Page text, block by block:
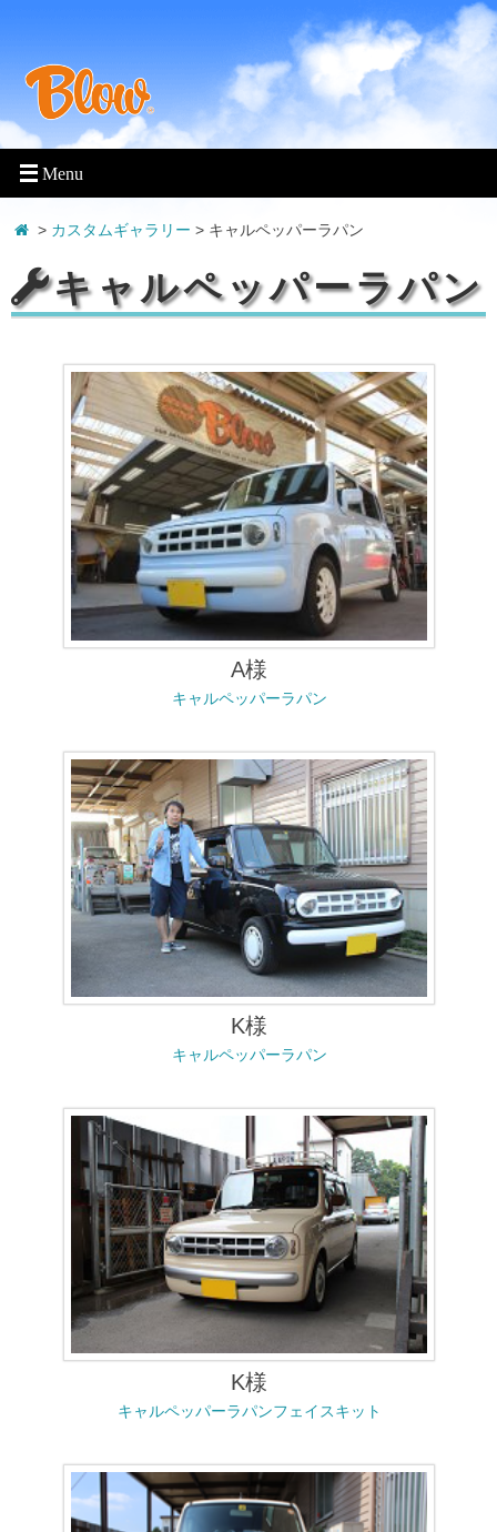
> カスタムギャラリー > キャルペッパーラパン
キャルペッパーラパン
A様
キャルペッパーラパン
K様
キャルペッパーラパン
K様
キャルペッパーラパンフェイスキット